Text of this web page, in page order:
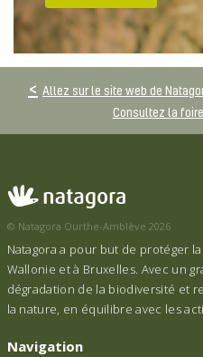
Allez sur le site web de
Consultez la
© Natagora Ourthe-Amblève 2026
Natagora a pour but de protéger
Wallonie et à Bruxelles. Avec un
dégradation de la biodiversité et
la nature, en équilibre avec les
Navigation